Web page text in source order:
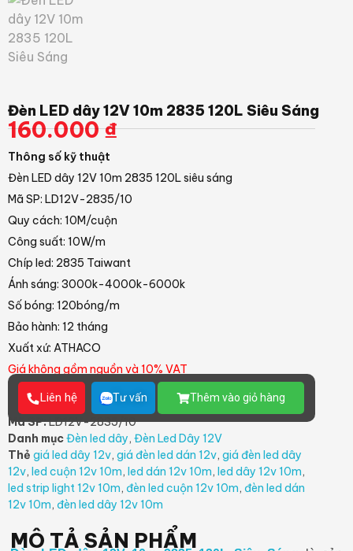
Đèn LED dây 12V 10m 2835 120L Siêu Sáng
160.000₫
Thông số kỹ thuật
Đèn LED dây 12V 10m 2835 120L siêu sáng
Mã SP: LD12V-2835/10
Quy cách: 10M/cuộn
Công suất: 10W/m
Chíp led: 2835 Taiwant
Ánh sáng: 3000k-4000k-6000k
Số bóng: 120bóng/m
Bảo hành: 12 tháng
Xuất xứ: ATHACO
Giá không gồm nguồn và 10% VAT
Liên hệ
Tư vấn Thêm vào giỏ hàng
Mã SP:LD12V-2835/10
Danh mụcĐèn led dây, Đèn Led Dây 12V
Thẻ giá led dây 12v, giá đèn led dán 12v, giá đèn led dây
12v, led cuộn 12v 10m, led dán 12v 10m, led dây 12v 10m,
led strip light 12v 10m, đèn led cuộn 12v 10m, đèn led dán
12v 10m, đèn led dây 12v 10m
MÔ TẢ SẢN PHẨM